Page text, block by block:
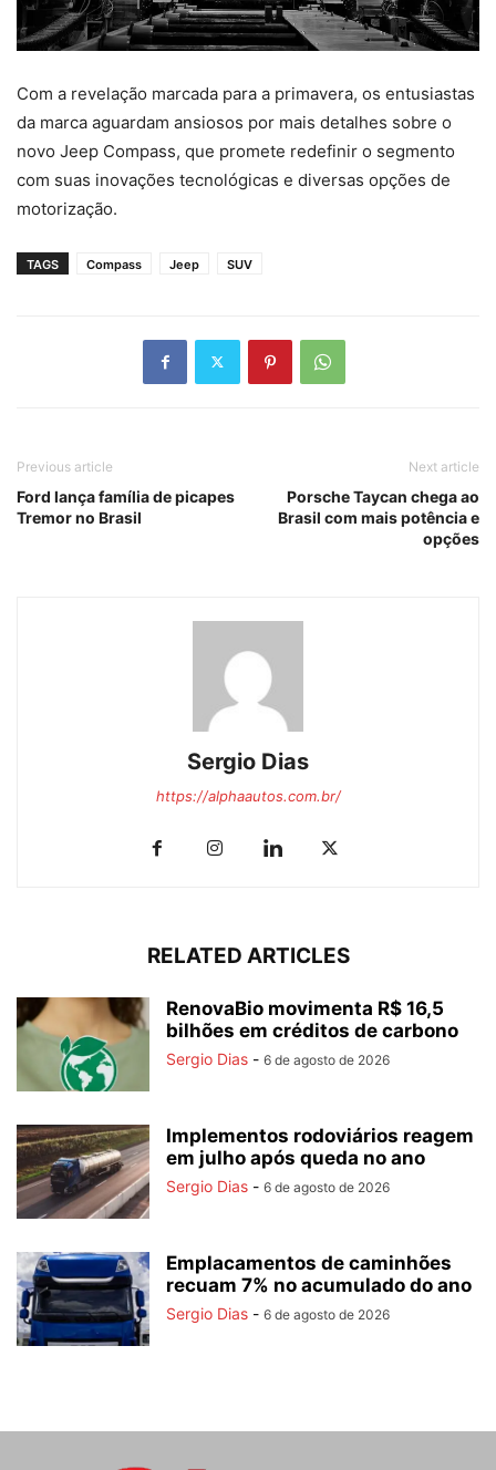
Com a revelação marcada para a primavera, os entusiastas
da marca aguardam ansiosos por mais detalhes sobre o
novo Jeep Compass, que promete redefinir o segmento
com suas inovações tecnológicas e diversas opções de
motorização.
TAGS Compass Jeep SUV
Previous article
Ford lança família de picapes
Tremor no Brasil
Next article
Porsche Taycan chega ao
Brasil com mais potência e
opções
Sergio Dias
https://alphaautos.com.br/
RELATED ARTICLES
RenovaBio movimenta R$ 16,5
bilhões em créditos de carbono
Sergio Dias - 6 de agosto de 2026
Implementos rodoviários reagem
em julho após queda no ano
Sergio Dias - 6 de agosto de 2026
Emplacamentos de caminhões
recuam 7% no acumulado do ano
Sergio Dias - 6 de agosto de 2026